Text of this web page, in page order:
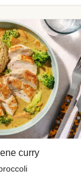
curry